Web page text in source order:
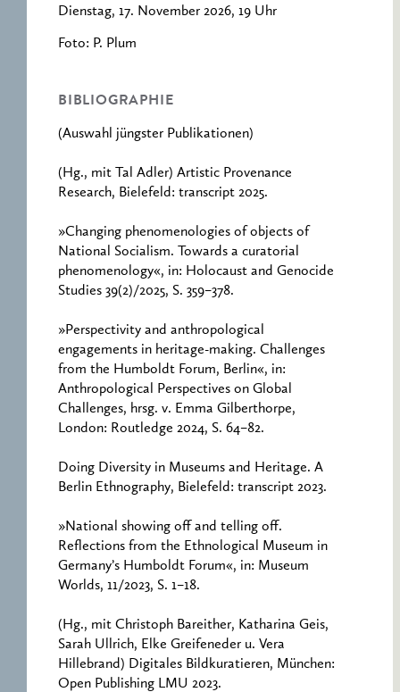
Dienstag, 17. November 2026, 19 Uhr
Foto: P. Plum
BIBLIOGRAPHIE
(Auswahl jüngster Publikationen)
(Hg., mit Tal Adler) Artistic Provenance
Research, Bielefeld: transcript 2025.
»Changing phenomenologies of objects of
National Socialism. Towards a curatorial
phenomenology«, in: Holocaust and Genocide
Studies 39(2)/2025, S. 359–378.
»Perspectivity and anthropological
engagements in heritage-making. Challenges
from the Humboldt Forum, Berlin«, in:
Anthropological Perspectives on Global
Challenges, hrsg. v. Emma Gilberthorpe,
London: Routledge 2024, S. 64–82.
Doing Diversity in Museums and Heritage. A
Berlin Ethnography, Bielefeld: transcript 2023.
»National showing off and telling off.
Reflections from the Ethnological Museum in
Germany’s Humboldt Forum«, in: Museum
Worlds, 11/2023, S. 1–18.
(Hg., mit Christoph Bareither, Katharina Geis,
Sarah Ullrich, Elke Greifeneder u. Vera
Hillebrand) Digitales Bildkuratieren, München:
Open Publishing LMU 2023.